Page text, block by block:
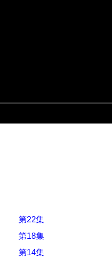
第22集
第18集
第14集